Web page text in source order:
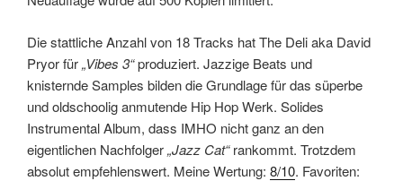
Die stattliche Anzahl von 18 Tracks hat The Deli aka David
Pryor für„Vibes 3“produziert. Jazzige Beats und
knisternde Samples bilden die Grundlage für das süperbe
und oldschoolig anmutende Hip Hop Werk. Solides
Instrumental Album, dass IMHO nicht ganz an den
eigentlichen Nachfolger„Jazz Cat“rankommt. Trotzdem
absolut empfehlenswert. Meine Wertung: 8/10. Favoriten: